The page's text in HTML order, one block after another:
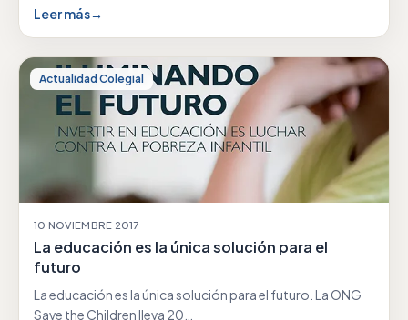
Leer más→
Actualidad Colegial
10 NOVIEMBRE 2017
La educación es la única solución para el
futuro
La educación es la única solución para el futuro. La ONG
Save the Children lleva 20…